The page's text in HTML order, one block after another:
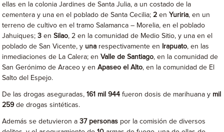
ellas en la colonia Jardines de Santa Julia, a un costado de la
cementera y una en el poblado de Santa Cecilia;2 en Yuriria, en un
terreno de cultivo en el tramo Salamanca – Morelia, en el poblado
Jahuiques;3 enSilao, 2 en la comunidad de Medio Sitio, y una en el
poblado de San Vicente, y una respectivamente en Irapuato, en las
inmediaciones de La Calera; enValle de Santiago, en la comunidad de
San Gerónimo de Araceo y enApaseo el Alto, en la comunidad de El
Salto del Espejo.
De las drogas aseguradas,161 mil 944 fueron dosis de marihuana y mil
259 de drogas sintéticas.
Además se detuvieron a37 personas por la comisión de diversos